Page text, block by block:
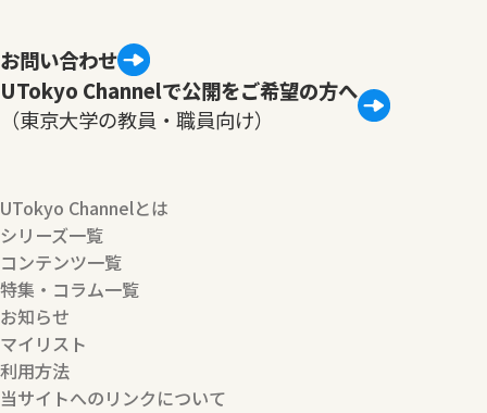
お問い合わせ
UTokyo Channelで公開をご希望の方へ
（東京大学の教員・職員向け）
UTokyo Channelとは
シリーズ一覧
コンテンツ一覧
特集・コラム一覧
お知らせ
マイリスト
利用方法
当サイトへのリンクについて